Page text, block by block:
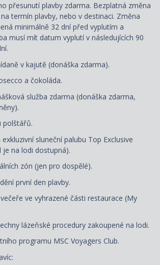
přesunutí plavby zdarma. Bezplatná změna
termín plavby, nebo v destinaci. Změna
minimálně 32 dní před vyplutím a
musí mít datum vyplutí v následujících 90
v kajutě (donáška zdarma).
a čokoláda.
služba zdarma (donáška zdarma,
polštářů.
sluneční palubu Top Exclusive
je na lodi dostupná).
zón (jen pro dospělé).
první den plavby.
ve vyhrazené části restaurace (My
lázeňské procedury zakoupené na lodi.
programu MSC Voyagers Club.